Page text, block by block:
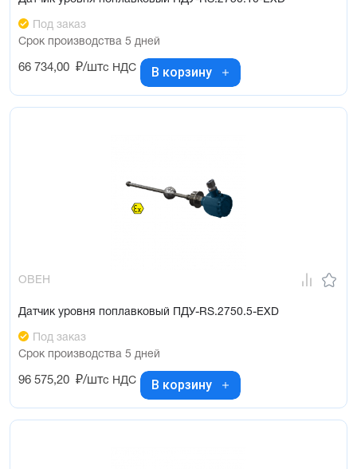
Под заказ
Срок производства 5 дней
66 734,00 ₽/штс НДС В корзину
ОВЕН
Датчик уровня поплавковый ПДУ-RS.2750.5-ЕХD
Под заказ
Срок производства 5 дней
96 575,20 ₽/штс НДС В корзину